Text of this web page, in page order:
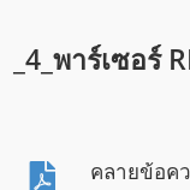
_4_พาร์เซอร์
คลายข้อค